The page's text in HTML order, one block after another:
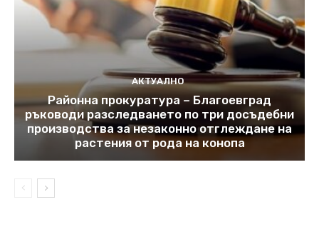
АКТУАЛНО
Районна прокуратура – Благоевград
ръководи разследването по три досъдебни
производства за незаконно отглеждане на
растения от рода на конопа